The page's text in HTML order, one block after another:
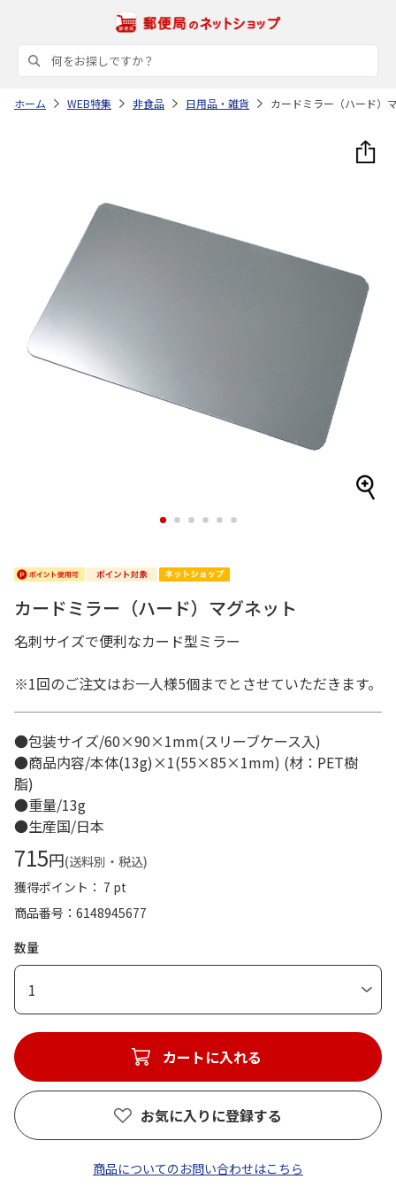
ホーム WEB特集 非食品 日用品・雑貨 カードミラー（ハード）
1 2 3 4 5 6
カードミラー（ハード）マグネット
名刺サイズで便利なカード型ミラー
※1回のご注文はお一人様5個までとさせていただきます。
●包装サイズ/60×90×1mm(スリーブケース入)
●商品内容/本体(13g)×1(55×85×1mm) (材：PET樹
脂)
●重量/13g
●生産国/日本
715円(送料別・税込)
獲得ポイント： 7 pt
商品番号
6148945677
数量
1
カートに入れる
お気に入りに登録する
商品についてのお問い合わせはこちら